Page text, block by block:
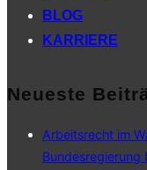
BLOG
KARRIERE
Neueste
Arbeitsrecht im
Bundesregierung